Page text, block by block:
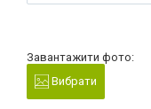
Завантажити фото:
Вибрати